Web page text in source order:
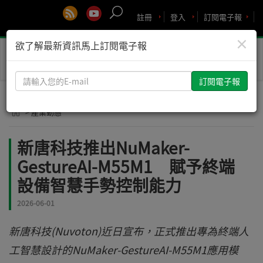
訂閱電子報
登入
註冊
Toggle
> 產業動態
新唐科技推出NuMaker-
GestureAI-M55M1 賦予終端
設備智慧手勢控制能力
2026-06-01
新唐科技(Nuvoton)近日宣布，正式推出專為終端人
工智慧設計的NuMaker-GestureAI-M55M1應用模
×
欲了解最新資訊馬上訂閱電子報
請
輸
您
E-
mail